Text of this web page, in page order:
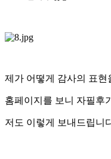
제가 어떻게 감사의 표현
홈페이지를 보니 자필후
저도 이렇게 보내드립니